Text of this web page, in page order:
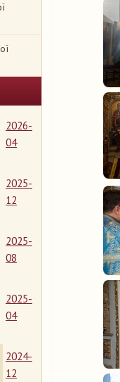
2026-
04
2025-
12
2025-
08
2025-
04
2024-
12